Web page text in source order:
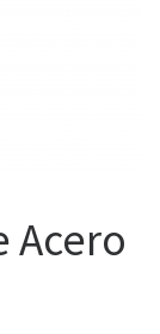
Acero